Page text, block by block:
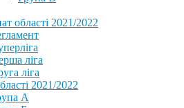
області 2021/2022
ліга
ліга
2021/2022
А